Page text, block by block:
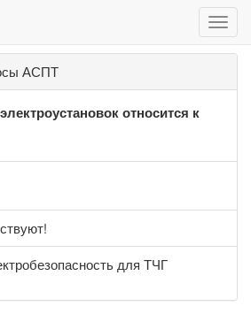
АСПТ
относится к
для ТЧГ